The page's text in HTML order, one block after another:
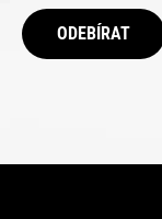
ODEBÍRAT